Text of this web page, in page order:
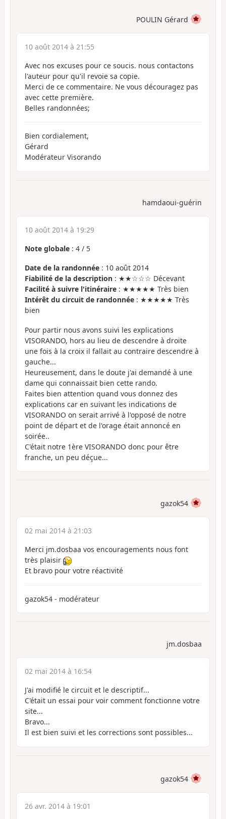
POULIN Gérard
10 août 2014 à 21:55
Avec nos excuses pour ce soucis. nous contactons
l'auteur pour qu'il revoie sa copie.
Merci de ce commentaire. Ne vous découragez pas
avec cette première.
Belles randonnées;
Bien cordialement,
Gérard
Modérateur Visorando
hamdaoui-guérin
10 août 2014 à 19:29
Note globale : 4 / 5
Date de la randonnée : 10 août 2014
Fiabilité de la description : ★★☆☆☆ Décevant
Facilité à suivre l'itinéraire : ★★★★★ Très bien
Intérêt du circuit de randonnée : ★★★★★ Très
bien
Pour partir nous avons suivi les explications
VISORANDO, hors au lieu de descendre à droite
une fois à la croix il fallait au contraire descendre à
gauche...
Heureusement, dans le doute j'ai demandé à une
dame qui connaissait bien cette rando.
Faites bien attention quand vous donnez des
explications car en suivant les indications de
VISORANDO on serait arrivé à l'opposé de notre
point de départ et de l'orage était annoncé en
soirée..
C'était notre 1ère VISORANDO donc pour être
franche, un peu déçue...
gazok54
02 mai 2014 à 21:03
Merci jm.dosbaa vos encouragements nous font
très plaisir
Et bravo pour votre réactivité
gazok54 - modérateur
jm.dosbaa
02 mai 2014 à 16:54
J'ai modifié le circuit et le descriptif...
C'était un essai pour voir comment fonctionne votre
site...
Bravo...
Il est bien suivi et les corrections sont possibles...
gazok54
26 avr. 2014 à 19:01